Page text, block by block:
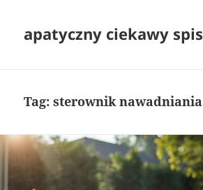
apatyczny ciekawy spis
Tag:sterownik nawadniania